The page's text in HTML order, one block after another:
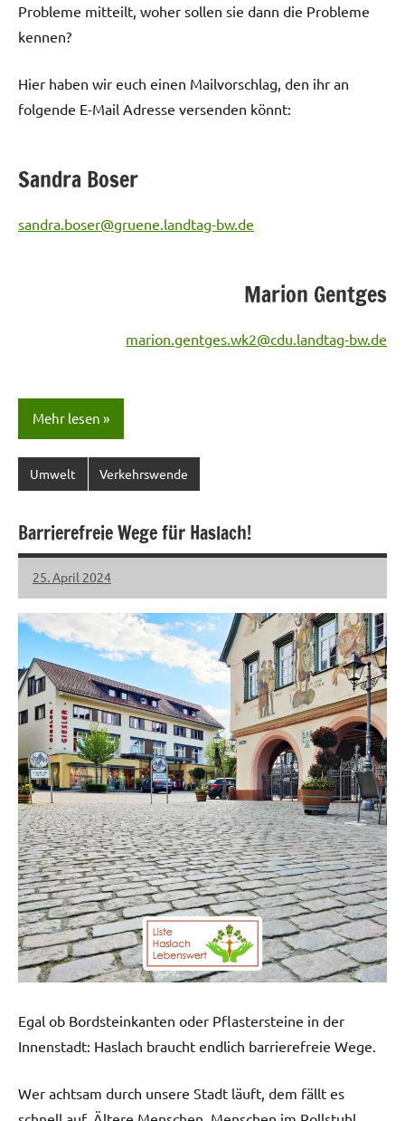
Probleme mitteilt, woher sollen sie dann die Probleme
kennen?
Hier haben wir euch einen Mailvorschlag, den ihr an
folgende E-Mail Adresse versenden könnt:
Sandra Boser
sandra.boser@gruene.landtag-bw.de
Marion Gentges
marion.gentges.wk2@cdu.landtag-bw.de
Mehr lesen
Umwelt Verkehrswende
Barrierefreie Wege für Haslach!
25. April 2024
LHL
Keine
Kommentare
Egal ob Bordsteinkanten oder Pflastersteine in der
Innenstadt: Haslach braucht endlich barrierefreie Wege.
Wer achtsam durch unsere Stadt läuft, dem fällt es